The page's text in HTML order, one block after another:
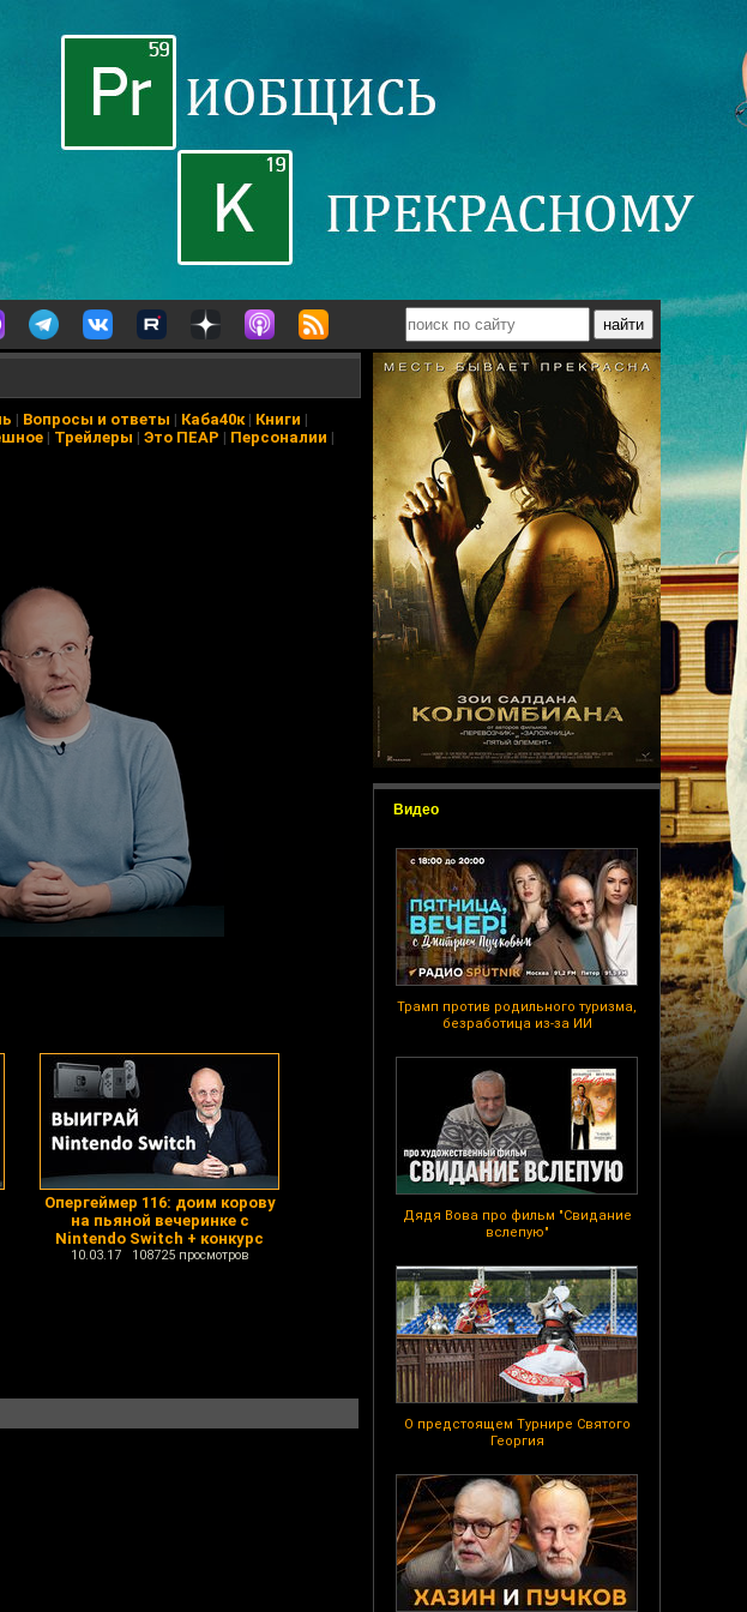
Видео
Трамп против родильного туризма,
безработица из-за ИИ
Дядя Вова про фильм "Свидание
вслепую"
О предстоящем Турнире Святого
Георгия
| Вопросы и ответы | Каба40к| Книги |
| Трейлеры | Это ПЕАР | Персоналии |
Опергеймер 116: доим корову
на пьяной вечеринке с
Nintendo Switch + конкурс
10.03.17 108725 просмотров